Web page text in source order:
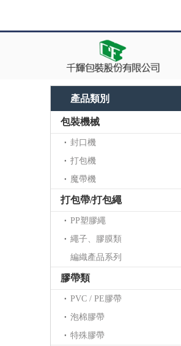
產品類別
包裝機械
封口機
打包機
魔帶機
打包帶/打包繩
PP塑膠繩
繩子、膠膜類
編織產品系列
膠帶類
PVC / PE膠帶
泡棉膠帶
特殊膠帶